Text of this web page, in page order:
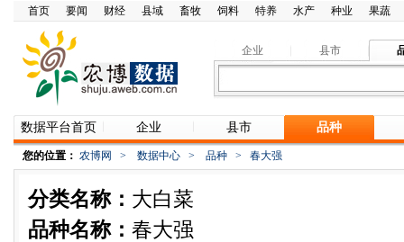
首页 要闻 财经 县域 畜牧 饲料 特养 水产 种业 果蔬
企业 县市
数据平台首页 企业 县市 品种
您的位置： 农博网 > 数据中心 > 品种 > 春大强
分类名称： 大白菜
品种名称： 春大强